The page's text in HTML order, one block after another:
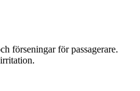
förseningar för passagerare.